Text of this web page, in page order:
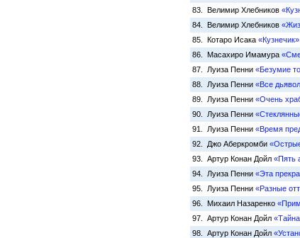
83. Велимир Хлебников
84. Велимир Хлебников
85. Котаро Исака «Кузнечик»
86. Масахиро Имамура
87. Луиза Пенни «Безумие
88. Луиза Пенни «Все
89. Луиза Пенни «Очень
90. Луиза Пенни
91. Луиза Пенни «Время
92. Джо Аберкромби
93. Артур Конан Дойл «Пять
94. Луиза Пенни «Эта
95. Луиза Пенни «Разные
96. Михаил Назаренко
97. Артур Конан Дойл
98. Артур Конан Дойл